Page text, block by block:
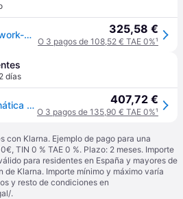
Brother FS70WTx Patchwork-Nähmaschine mit Máquina de Coser, Metal, Blanco, Morado, Full-size sewing machine + Anschiebetisch 325,58 €
O 3 pagos de 108,52 € TAE 0%¹
días
Máquina de coser automática Brother FS70WTx 70 puntadas pantalla LCD 407,72 €
O 3 pagos de 135,90 € TAE 0%¹
con Klarna. Ejemplo de pago para una
TIN 0 % TAE 0 %. Plazo: 2 meses. Importe
para residentes en España y mayores de
de Klarna. Importe mínimo y máximo varía
y resto de condiciones en
.